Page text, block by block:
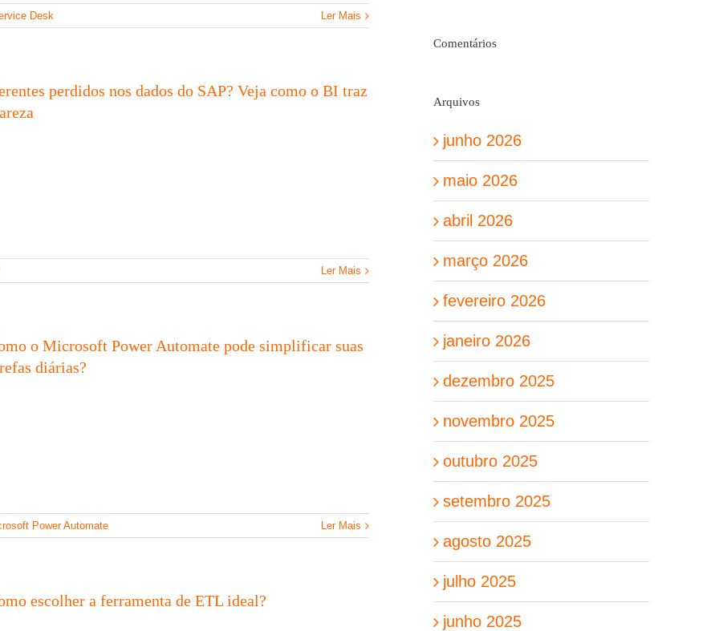
Desk Ler Mais
perdidos nos dados do SAP? Veja como o BI traz
Ler Mais
o Microsoft Power Automate pode simplificar suas
diárias?
Power Automate Ler Mais
escolher a ferramenta de ETL ideal?
Comentários
Arquivos
junho 2026
maio 2026
abril 2026
março 2026
fevereiro 2026
janeiro 2026
dezembro 2025
novembro 2025
outubro 2025
setembro 2025
agosto 2025
julho 2025
junho 2025